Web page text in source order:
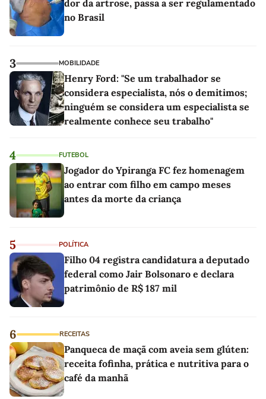
dor da artrose, passa a ser regulamentado
no Brasil
3 MOBILIDADE
Henry Ford: "Se um trabalhador se
considera especialista, nós o demitimos;
ninguém se considera um especialista se
realmente conhece seu trabalho"
4 FUTEBOL
Jogador do Ypiranga FC fez homenagem
ao entrar com filho em campo meses
antes da morte da criança
5 POLÍTICA
Filho 04 registra candidatura a deputado
federal como Jair Bolsonaro e declara
patrimônio de R$ 187 mil
6 RECEITAS
Panqueca de maçã com aveia sem glúten:
receita fofinha, prática e nutritiva para o
café da manhã